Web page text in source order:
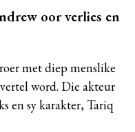
oor verlies en
met diep menslike
word. Die akteur
en sy karakter, Tariq